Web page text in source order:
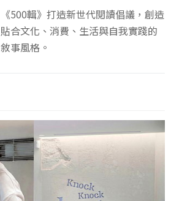
《500輯》打造新世代閱讀倡議，創造
貼合文化、消費、生活與自我實踐的
敘事風格。